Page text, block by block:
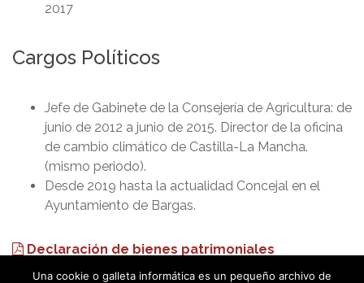
2017
Cargos Políticos
Jefe de Gabinete de la Consejería de Agricultura: de
junio de 2012 a junio de 2015. Director de la oficina
de cambio climático de Castilla-La Mancha.
(mismo periodo).
Desde 2019 hasta la actualidad Concejal en el
Ayuntamiento de Bargas.
Declaración de bienes patrimoniales
Una cookie o galleta informática es un pequeño archivo de